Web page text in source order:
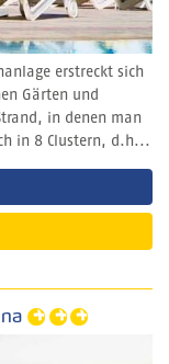
erstreckt sich
Gärten und
in denen man
in 8 Clustern, d.h...